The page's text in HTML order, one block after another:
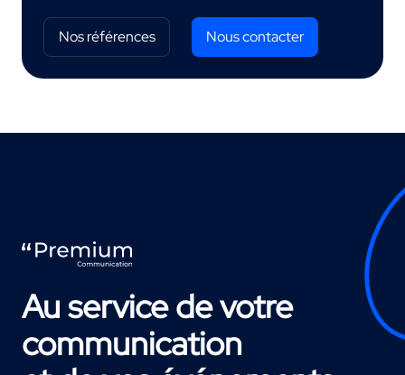
Nos références Nous contacter
Au service de votre
communication